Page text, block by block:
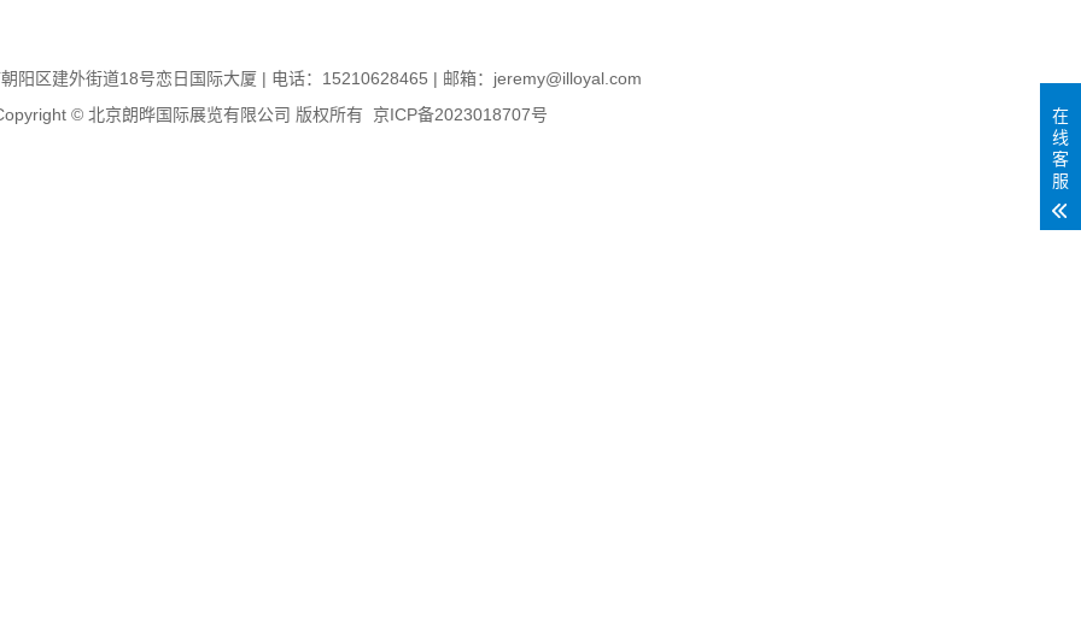
阳区建外街道18号恋日国际大厦 | 电话：15210628465 | 邮箱：jeremy@illoyal.com
© 北京朗晔国际展览有限公司 版权所有 京ICP备2023018707号
在
线
客
服